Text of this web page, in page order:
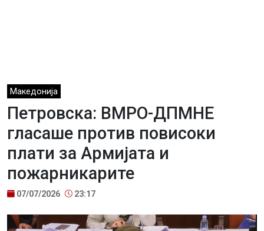
Македонија
Петровска: ВМРО-ДПМНЕ
гласаше против повисоки
плати за Армијата и
пожарникарите
07/07/2026 23:17